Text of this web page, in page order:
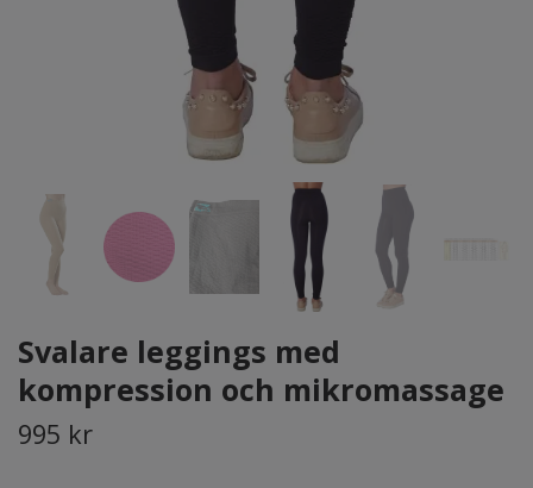
Svalare leggings med
kompression och mikromassage
995 kr